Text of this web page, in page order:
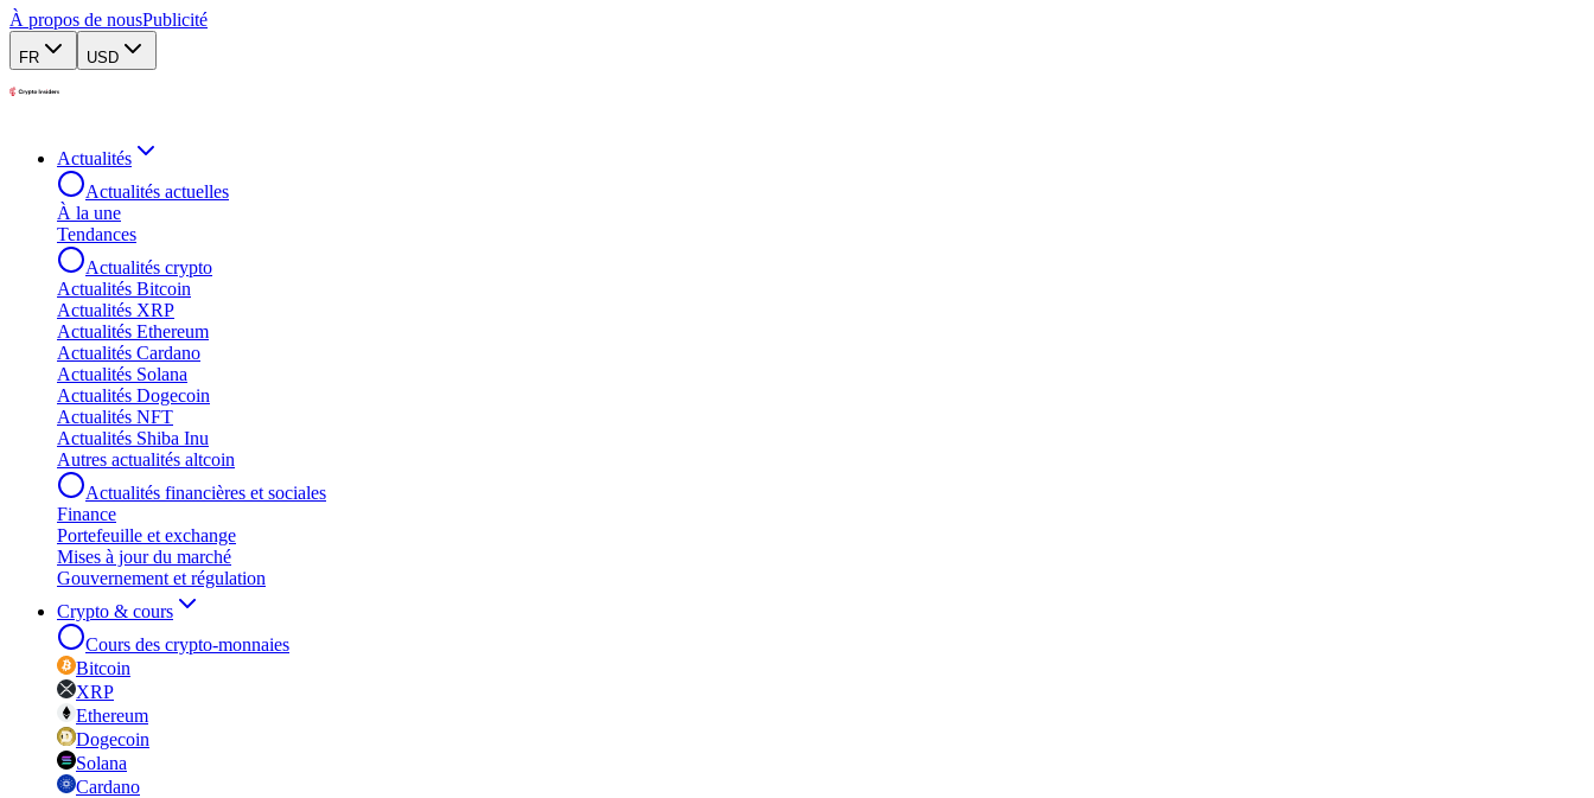
À propos de nousPublicité
FR USD
Actualités
Actualités actuelles
À la une
Tendances
Actualités crypto
Actualités Bitcoin
Actualités XRP
Actualités Ethereum
Actualités Cardano
Actualités Solana
Actualités Dogecoin
Actualités NFT
Actualités Shiba Inu
Autres actualités altcoin
Actualités financières et sociales
Finance
Portefeuille et exchange
Mises à jour du marché
Gouvernement et régulation
Crypto & cours
Cours des crypto-monnaies
Bitcoin
XRP
Ethereum
Dogecoin
Solana
Cardano